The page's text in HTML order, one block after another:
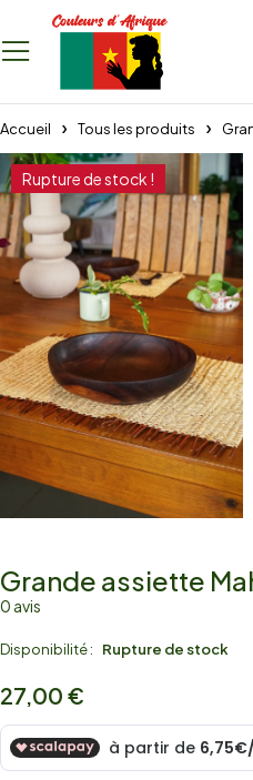
Accueil Tous les produits
Rupture de stock !
Grande assiette
0 avis
Disponibilité : Rupture de stock
27,00 €